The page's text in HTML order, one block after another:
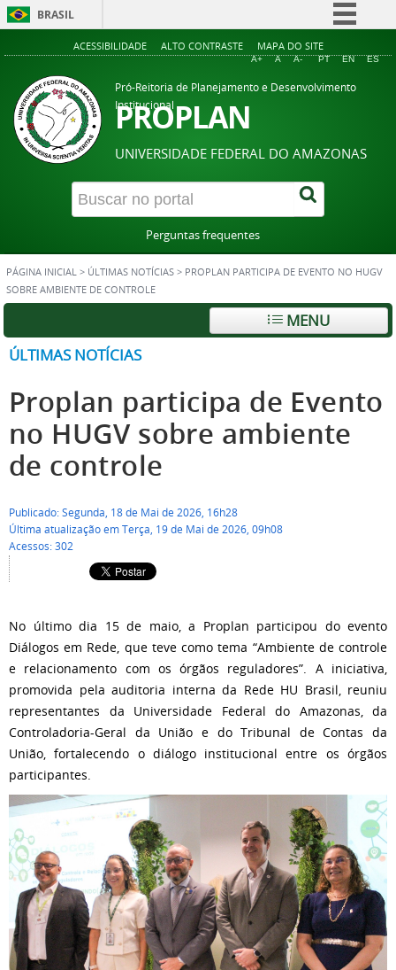
BRASIL
Simplifique!
Acesso à informação
Legislação
Canais
ACESSIBILIDADE ALTO CONTRASTE MAPA DO SITE
A+ A A- PT EN ES
Pró-Reitoria de Planejamento e Desenvolvimento
Institucional
PROPLAN
UNIVERSIDADE FEDERAL DO AMAZONAS
Perguntas frequentes
PÁGINA INICIAL > ÚLTIMAS NOTÍCIAS > PROPLAN PARTICIPA DE EVENTO NO HUGV
SOBRE AMBIENTE DE CONTROLE
MENU
ÚLTIMAS NOTÍCIAS
Proplan participa de Evento
no HUGV sobre ambiente
de controle
Publicado: Segunda, 18 de Mai de 2026, 16h28
Última atualização em Terça, 19 de Mai de 2026, 09h08
Acessos: 302
No último dia 15 de maio, a Proplan participou do evento
Diálogos em Rede, que teve como tema “Ambiente de controle
e relacionamento com os órgãos reguladores”. A iniciativa,
promovida pela auditoria interna da Rede HU Brasil, reuniu
representantes da Universidade Federal do Amazonas, da
Controladoria-Geral da União e do Tribunal de Contas da
União, fortalecendo o diálogo institucional entre os órgãos
participantes.